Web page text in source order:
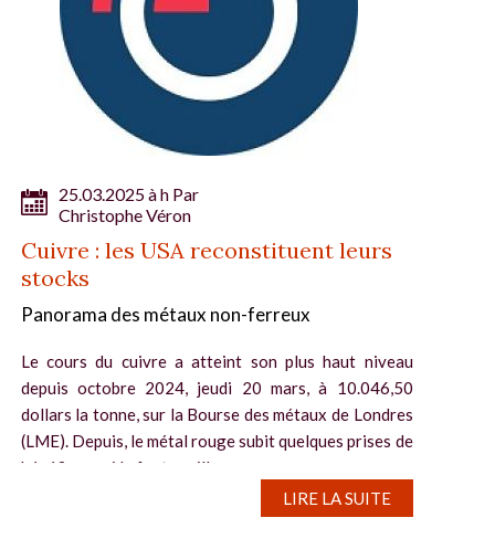
25.03.2025 à h Par
Christophe Véron
Cuivre : les USA reconstituent leurs
stocks
Panorama des métaux non-ferreux
Le cours du cuivre a atteint son plus haut niveau
depuis octobre 2024, jeudi 20 mars, à 10.046,50
dollars la tonne, sur la Bourse des métaux de Londres
(LME). Depuis, le métal rouge subit quelques prises de
bénéfices qui le font osciller...
LIRE LA SUITE